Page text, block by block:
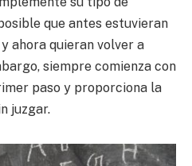
que antes estuvieran
ahora quieran volver a
siempre comienza con
paso y proporciona la
juzgar.